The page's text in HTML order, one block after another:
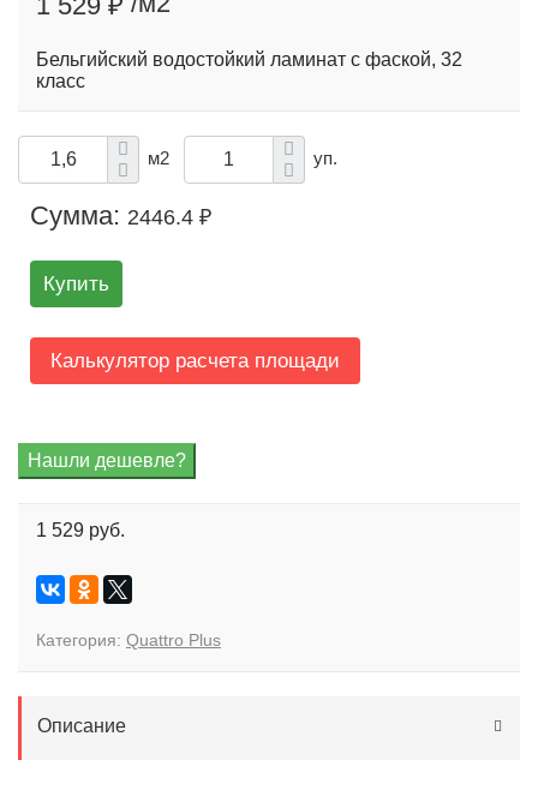
Бельгийский водостойкий ламинат с фаской, 32
класс
м2 уп.
Сумма: 2446.4 ₽
Купить
Калькулятор расчета площади
1 529 руб.
Категория: Quattro Plus
Описание